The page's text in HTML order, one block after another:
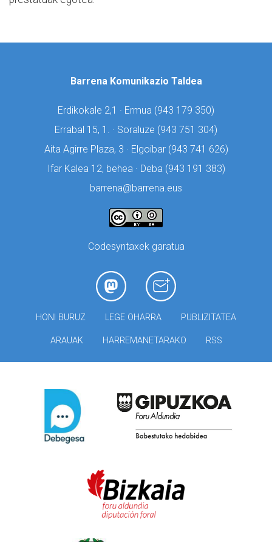
Barrena Komunikazio Taldea
Erdikokale 2,1 · Ermua (943 179 350)
Errabal 15, 1. · Soraluze (943 751 304)
Aita Agirre Plaza, 3 · Elgoibar (943 741 626)
Ifar Kalea 12, behea · Deba (943 191 383)
barrena@barrena.eus
Codesyntaxek garatua
HONI BURUZ LEGE OHARRA PUBLIZITATEA
ARAUAK HARREMANETARAKO RSS